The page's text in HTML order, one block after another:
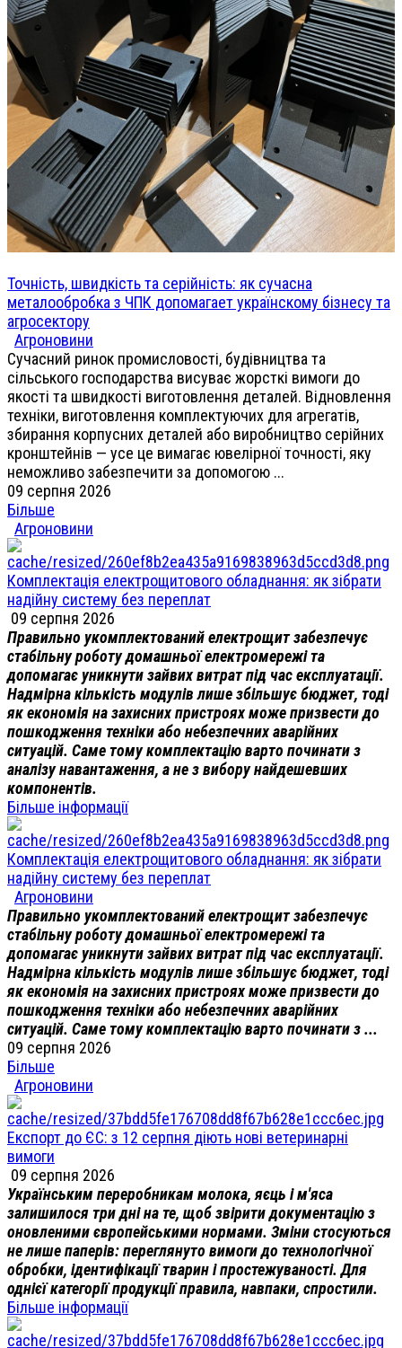
Точність, швидкість та серійність: як сучасна
металообробка з ЧПК допомагает українскому бізнесу та
агросектору
Агроновини
Сучасний ринок промисловості, будівництва та
сільського господарства висуває жорсткі вимоги до
якості та швидкості виготовлення деталей. Відновлення
техніки, виготовлення комплектуючих для агрегатів,
збирання корпусних деталей або виробництво серійних
кронштейнів — усе це вимагає ювелірної точності, яку
неможливо забезпечити за допомогою ...
09 серпня 2026
Більше
Агроновини
Комплектація електрощитового обладнання: як зібрати
надійну систему без переплат
09 серпня 2026
Правильно укомплектований електрощит забезпечує
стабільну роботу домашньої електромережі та
допомагає уникнути зайвих витрат під час експлуатації.
Надмірна кількість модулів лише збільшує бюджет, тоді
як економія на захисних пристроях може призвести до
пошкодження техніки або небезпечних аварійних
ситуацій. Саме тому комплектацію варто починати з
аналізу навантаження, а не з вибору найдешевших
компонентів.
Більше інформації
Комплектація електрощитового обладнання: як зібрати
надійну систему без переплат
Агроновини
Правильно укомплектований електрощит забезпечує
стабільну роботу домашньої електромережі та
допомагає уникнути зайвих витрат під час експлуатації.
Надмірна кількість модулів лише збільшує бюджет, тоді
як економія на захисних пристроях може призвести до
пошкодження техніки або небезпечних аварійних
ситуацій. Саме тому комплектацію варто починати з ...
09 серпня 2026
Більше
Агроновини
Експорт до ЄС: з 12 серпня діють нові ветеринарні
вимоги
09 серпня 2026
Українським переробникам молока, яєць і м'яса
залишилося три дні на те, щоб звірити документацію з
оновленими європейськими нормами. Зміни стосуються
не лише паперів: переглянуто вимоги до технологічної
обробки, ідентифікації тварин і простежуваності. Для
однієї категорії продукції правила, навпаки, спростили.
Більше інформації